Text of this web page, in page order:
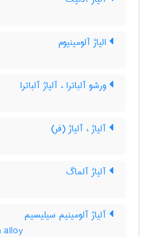
الیاژ آلومینیوم
ورشو آلباترا ، آلیاژ آلباترا
آلیاژ ، آلیاژ (فر)
آلیاژ آلماگ
آلیاژ آلومینیم سیلیسیم
alloy